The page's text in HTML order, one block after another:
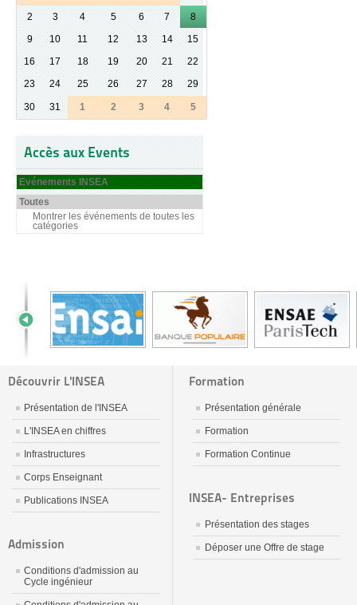
2
3 4 5 6 7
8
9
10 11 12 13 14
15
16
17 18 19 20 21
22
23
24 25 26 27 28 29
30 31 1 2 3 4 5
Accès aux Events
Evénements INSEA
Toutes
Montrer les événements de toutes les
catégories
Découvrir L'INSEA
Présentation de l'INSEA
L'INSEA en chiffres
Infrastructures
Corps Enseignant
Publications INSEA
Admission
Conditions d'admission au
Cycle ingénieur
Formation
Présentation générale
Formation
Formation Continue
INSEA- Entreprises
Présentation des stages
Déposer une Offre de stage